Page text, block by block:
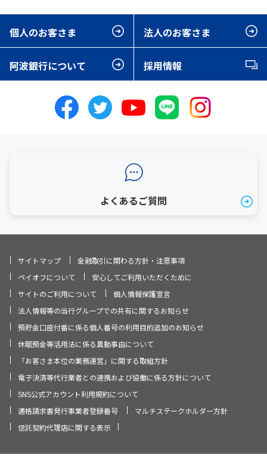
個人のお客さま 法人のお客さま
阿波銀行について 採用情報
よくあるご質問
サイトマップ
金融取引に関わる方針・注意事項
ペイオフについて
安心してご利用いただくために
サイトのご利用について
個人情報保護宣言
法人情報等の当行グループでの共有に関するお知らせ
預貯金口座付番に係る個人番号の利用目的追加のお知らせ
休眠預金等活用法に係る異動事由について
「お客さま本位の業務運営」に関する取組方針
電子決済等代行業者との連携および協働に係る方針について
SNS公式アカウント利用規約について
適格請求書発行事業者登録番号
マルチステークホルダー方針
信託契約代理店に関する表示